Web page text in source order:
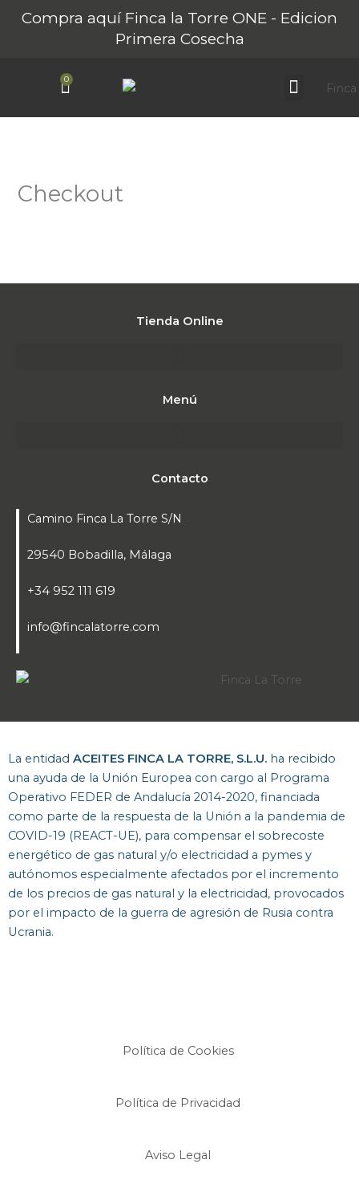
Compra aquí Finca la Torre ONE - Edicion
Primera Cosecha
0
Carrito
Checkout
Tienda Online
Menú
Contacto
Camino Finca La Torre S/N
29540 Bobadilla, Málaga
+34 952 111 619
info@fincalatorre.com
La entidad ACEITES FINCA LA TORRE, S.L.U. ha recibido
una ayuda de la Unión Europea con cargo al Programa
Operativo FEDER de Andalucía 2014-2020, financiada
como parte de la respuesta de la Unión a la pandemia de
COVID-19 (REACT-UE), para compensar el sobrecoste
energético de gas natural y/o electricidad a pymes y
autónomos especialmente afectados por el incremento
de los precios de gas natural y la electricidad, provocados
por el impacto de la guerra de agresión de Rusia contra
Ucrania.
Política de Cookies
Política de Privacidad
Aviso Legal